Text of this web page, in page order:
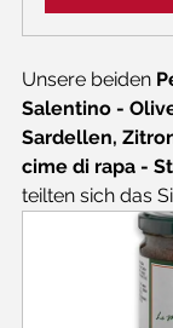
Unsere beiden
Salentino -
Sardellen,
cime di rapa -
teilten sich das